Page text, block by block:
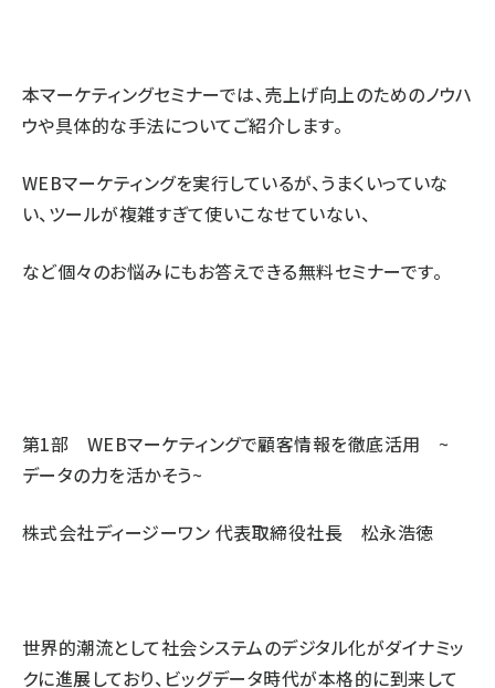
本マーケティングセミナーでは、売上げ向上のためのノウハ
ウや具体的な手法についてご紹介します。
WEBマーケティングを実行しているが、うまくいっていな
い、ツールが複雑すぎて使いこなせていない、
など個々のお悩みにもお答えできる無料セミナーです。
第1部 WEBマーケティングで顧客情報を徹底活用 ~
データの力を活かそう~
株式会社ディージーワン 代表取締役社長 松永浩徳
世界的潮流として社会システムのデジタル化がダイナミッ
クに進展しており、ビッグデータ時代が本格的に到来して